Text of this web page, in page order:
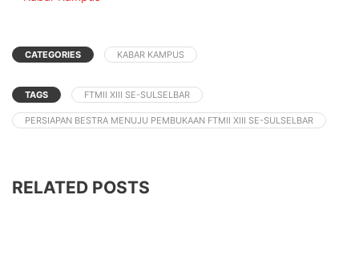
CATEGORIES KABAR KAMPUS
TAGS FTMII XIII SE-SULSELBAR
PERSIAPAN BESTRA MENUJU PEMBUKAAN FTMII XIII SE-SULSELBAR
RELATED POSTS